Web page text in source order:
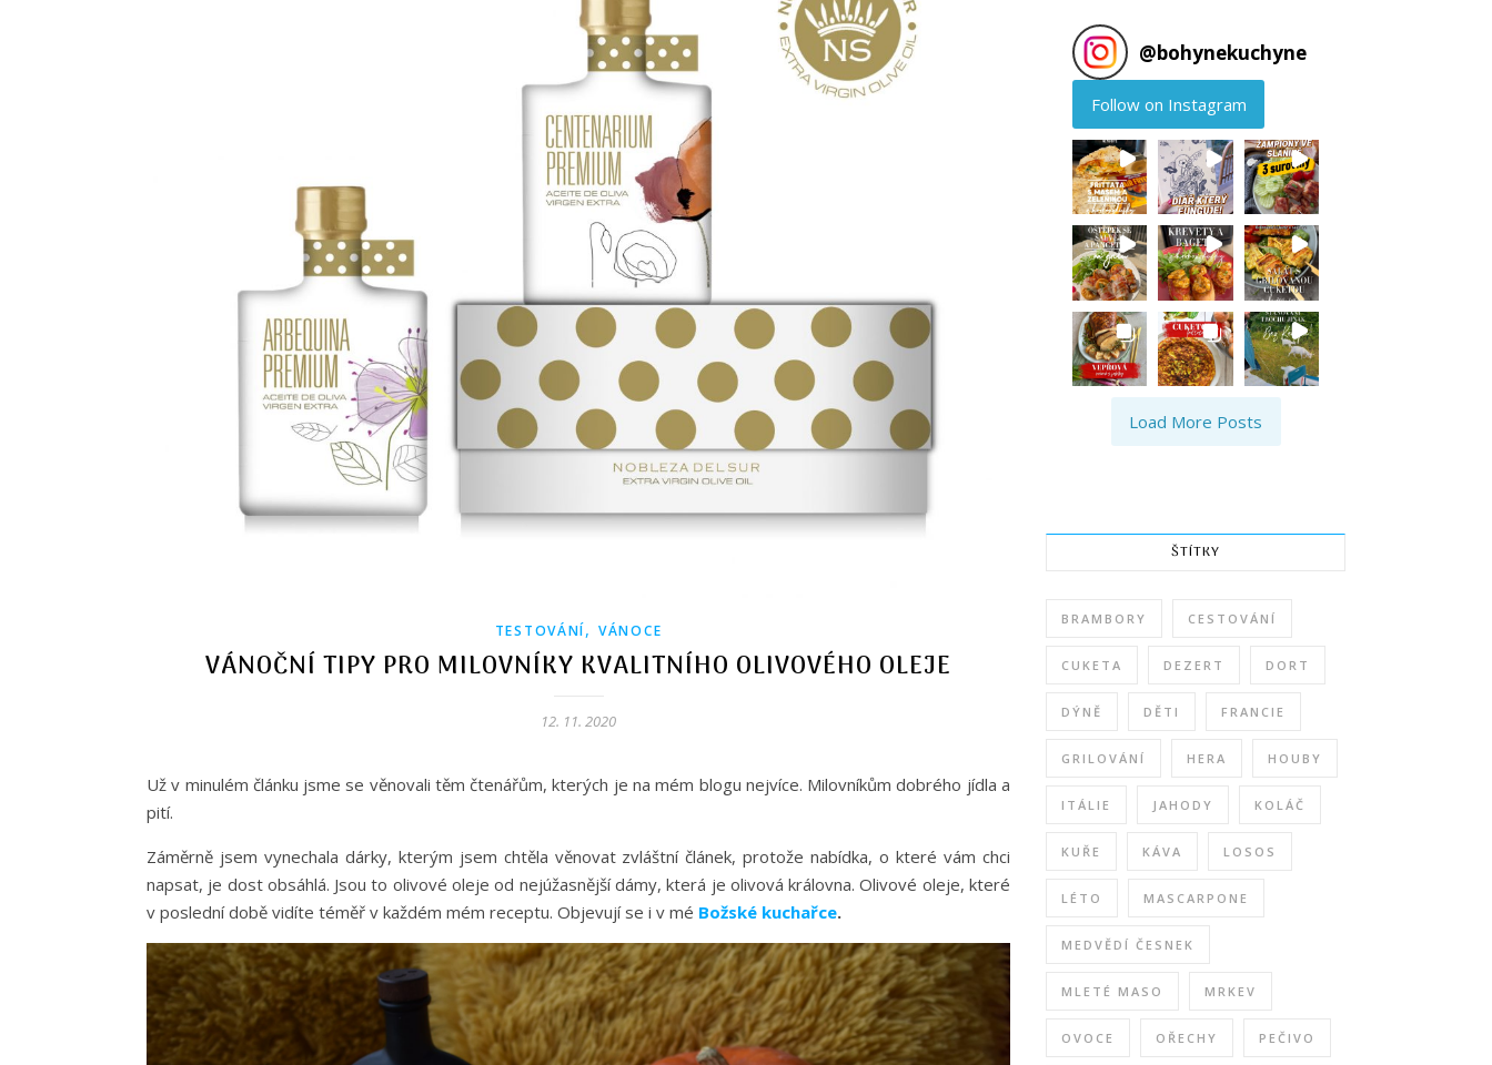
TESTOVÁNÍ,VÁNOCE
VÁNOČNÍ TIPY PRO MILOVNÍKY KVALITNÍHO OLIVOVÉHO OLEJE
12. 11. 2020
Už v minulém článku jsme se věnovali těm čtenářům, kterých je na mém blogu nejvíce. Milovníkům dobrého jídla a
pití.
Záměrně jsem vynechala dárky, kterým jsem chtěla věnovat zvláštní článek, protože nabídka, o které vám chci
napsat, je dost obsáhlá. Jsou to olivové oleje od nejúžasnější dámy, která je olivová královna. Olivové oleje, které
v poslední době vidíte téměř v každém mém receptu. Objevují se i v mé Božské kuchařce.
@bohynekuchyne
Follow on Instagram
Load More Posts
ŠTÍTKY
BRAMBORY CESTOVÁNÍ
CUKETA DEZERT DORT
DÝNĚ DĚTI FRANCIE
GRILOVÁNÍ HERA HOUBY
ITÁLIE JAHODY KOLÁČ
KUŘE KÁVA LOSOS
LÉTO MASCARPONE
MEDVĚDÍ ČESNEK
MLETÉ MASO MRKEV
OVOCE OŘECHY PEČIVO